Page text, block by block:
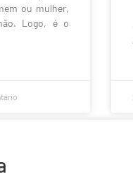
ou mulher,
Logo, é o